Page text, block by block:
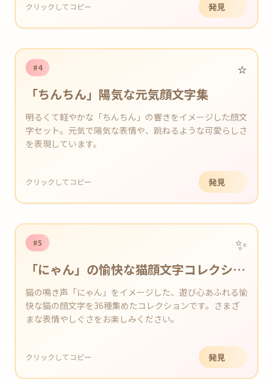
クリックしてコピー 発見
#4 ⭐️
「ちんちん」陽気な元気顔文字集
明るくて軽やかな「ちんちん」の響きをイメージした顔文
字セット。元気で陽気な表情や、跳ねるような可愛らしさ
を表現しています。
クリックしてコピー 発見
#5 ✨
「にゃん」の愉快な猫顔文字コレクショ
ン
猫の鳴き声「にゃん」をイメージした、遊び心あふれる愉
快な猫の顔文字を36種集めたコレクションです。さまざ
まな表情やしぐさをお楽しみください。
クリックしてコピー 発見